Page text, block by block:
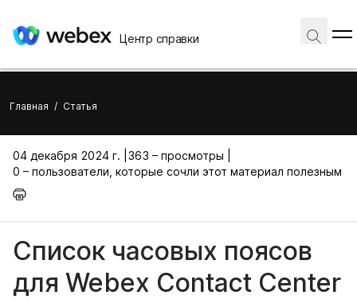
Центр справки
Главная / Статья
04 декабря 2024 г. | 363 – просмотры |
0 – пользователи, которые сочли этот материал полезным
Список часовых поясов
для Webex Contact Center